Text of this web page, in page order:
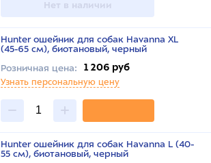
Нет в наличии
Hunter ошейник для собак Havanna XL
(45-65 см), биотановый, черный
Розничная цена:
1 206 руб
Узнать персональную цену
Hunter ошейник для собак Havanna L (40-
55 см), биотановый, черный